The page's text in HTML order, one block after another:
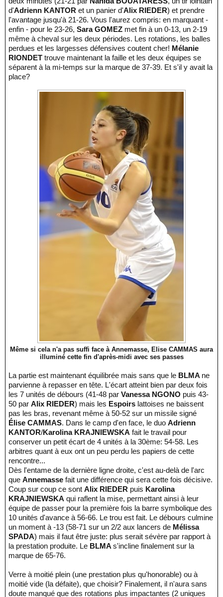
d'Adrienn KANTOR et un panier d'Alix RIEDER) et prendre
l'avantage jusqu'à 21-26. Vous l'aurez compris: en marquant -
enfin - pour le 23-26, Sara GOMEZ met fin à un 0-13, un 2-19
même à cheval sur les deux périodes. Les rotations, les balles
perdues et les largesses défensives coutent cher! Mélanie
RIONDET trouve maintenant la faille et les deux équipes se
séparent à la mi-temps sur la marque de 37-39. Et s'il y avait la
place?
Même si cela n'a pas suffi face à Annemasse, Elise CAMMAS aura
illuminé cette fin d'après-midi avec ses passes
La partie est maintenant équilibrée mais sans que le BLMA ne
parvienne à repasser en tête. L'écart atteint bien par deux fois
les 7 unités de débours (41-48 par Vanessa NGONO puis 43-
50 par Alix RIEDER) mais les Espoirs lattoises ne baissent
pas les bras, revenant même à 50-52 sur un missile signé
Élise CAMMAS. Dans le camp d'en face, le duo Adrienn
KANTOR/Karolina KRAJNIEWSKA fait le travail pour
conserver un petit écart de 4 unités à la 30ème: 54-58. Les
arbitres quant à eux ont un peu perdu les papiers de cette
rencontre...
Dès l'entame de la dernière ligne droite, c'est au-delà de l'arc
que Annemasse fait une différence qui sera cette fois décisive.
Coup sur coup ce sont Alix RIEDER puis Karolina
KRAJNIEWSKA qui raflent la mise, permettant ainsi à leur
équipe de passer pour la première fois la barre symbolique des
10 unités d'avance à 56-66. Le trou est fait. Le débours culmine
un moment à -13 (58-71 sur un 2/2 aux lancers de Mélissa
SPADA) mais il faut être juste: plus serait sévère par rapport à
la prestation produite. Le BLMA s'incline finalement sur la
marque de 65-76.
Verre à moitié plein (une prestation plus qu'honorable) ou à
moitié vide (la défaite), que choisir? Finalement, il n'aura sans
doute manqué que des rotations plus impactantes (2 uniques